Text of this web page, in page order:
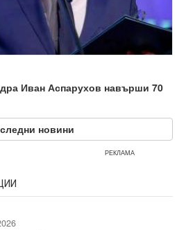
Иван Аспарухов навърши 70
новини
РЕКЛАМА